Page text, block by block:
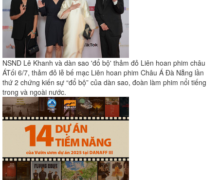
NSND Lê Khanh và dàn sao 'đổ bộ' thảm đỏ Liên hoan phim châu
ÁTối 6/7, thảm đỏ lễ bế mạc Liên hoan phim Châu Á Đà Nẵng lần
thứ 2 chứng kiến sự “đổ bộ” của dàn sao, đoàn làm phim nổi tiếng
trong và ngoài nước.